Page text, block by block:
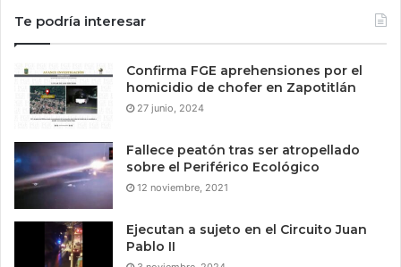
Te podría interesar
Confirma FGE aprehensiones por el
homicidio de chofer en Zapotitlán
27 junio, 2024
Fallece peatón tras ser atropellado
sobre el Periférico Ecológico
12 noviembre, 2021
Ejecutan a sujeto en el Circuito Juan
Pablo II